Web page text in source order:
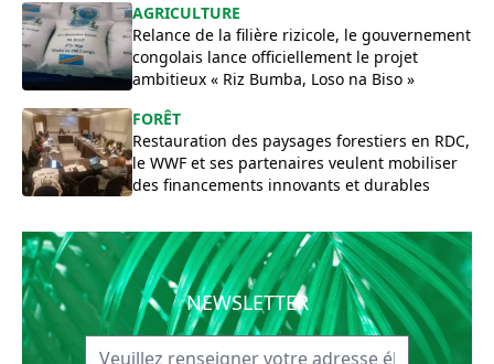
AGRICULTURE
Relance de la filière rizicole, le gouvernement
congolais lance officiellement le projet
ambitieux « Riz Bumba, Loso na Biso »
FORÊT
Restauration des paysages forestiers en RDC,
le WWF et ses partenaires veulent mobiliser
des financements innovants et durables
NEWSLETTER